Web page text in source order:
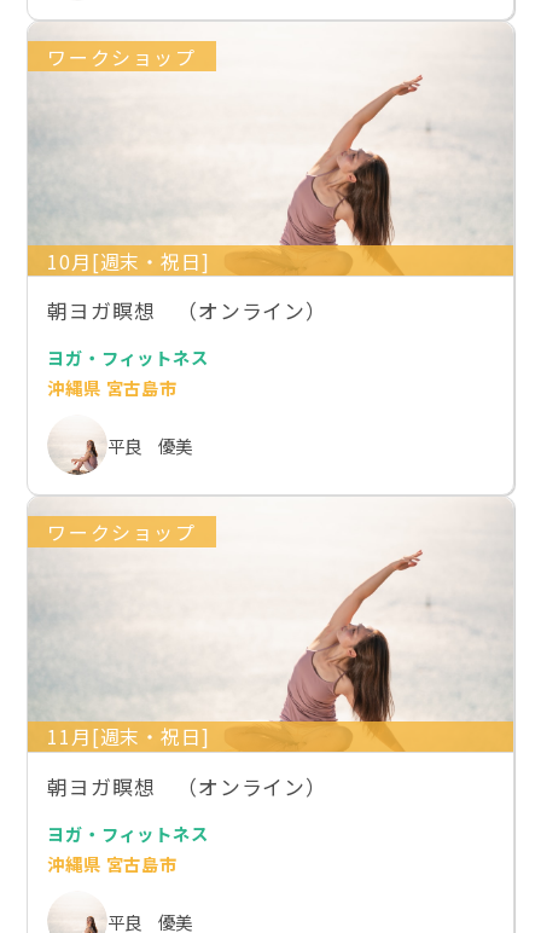
ワークショップ
10月[週末・祝日]
朝ヨガ瞑想 （オンライン）
ヨガ・フィットネス
沖縄県 宮古島市
平良 優美
ワークショップ
11月[週末・祝日]
朝ヨガ瞑想 （オンライン）
ヨガ・フィットネス
沖縄県 宮古島市
平良 優美